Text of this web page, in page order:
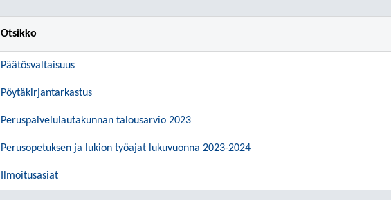
Otsikko
Päätösvaltaisuus
Pöytäkirjantarkastus
Peruspalvelulautakunnan talousarvio 2023
Perusopetuksen ja lukion työajat lukuvuonna 2023-2024
Ilmoitusasiat